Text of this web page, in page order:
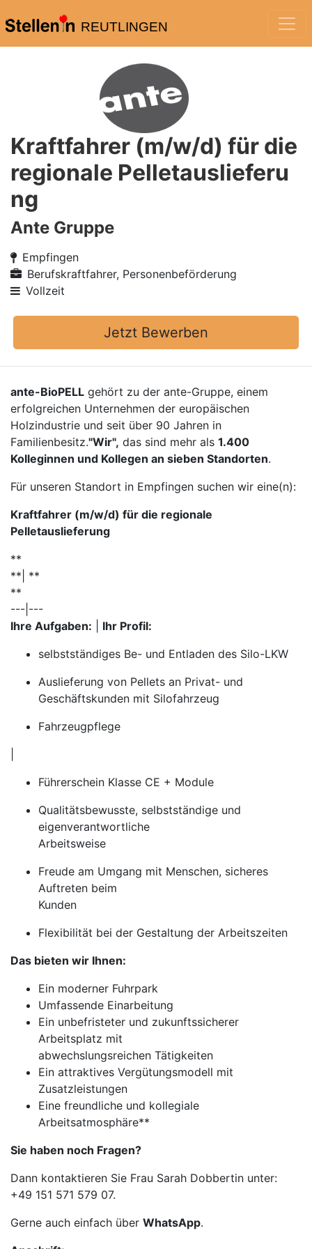
REUTLINGEN
Kraftfahrer (m/w/d) für die
regionale Pelletauslieferu
ng
Ante Gruppe
Empfingen
Berufskraftfahrer, Personenbeförderung
Vollzeit
Jetzt Bewerben
ante-BioPELL gehört zu der ante-Gruppe, einem
erfolgreichen Unternehmen der europäischen
Holzindustrie und seit über 90 Jahren in
Familienbesitz."Wir", das sind mehr als 1.400
Kolleginnen und Kollegen an sieben Standorten.
Für unseren Standort in Empfingen suchen wir eine(n):
Kraftfahrer (m/w/d) für die regionale
Pelletauslieferung
**
**| **
**
---|---
Ihre Aufgaben:
Ihr Profil:
selbstständiges Be- und Entladen des Silo-LKW
Auslieferung von Pellets an Privat- und
Geschäftskunden mit Silofahrzeug
Fahrzeugpflege
Führerschein Klasse CE + Module
Qualitätsbewusste, selbstständige und
eigenverantwortliche
Arbeitsweise
Freude am Umgang mit Menschen, sicheres
Auftreten beim
Kunden
Flexibilität bei der Gestaltung der Arbeitszeiten
Das bieten wir Ihnen:
Ein moderner Fuhrpark
Umfassende Einarbeitung
Ein unbefristeter und zukunftssicherer
Arbeitsplatz mit
abwechslungsreichen Tätigkeiten
Ein attraktives Vergütungsmodell mit
Zusatzleistungen
Eine freundliche und kollegiale
Arbeitsatmosphäre**
Sie haben noch Fragen?
Dann kontaktieren Sie Frau Sarah Dobbertin unter:
+49 151 571 579 07.
Gerne auch einfach über WhatsApp.